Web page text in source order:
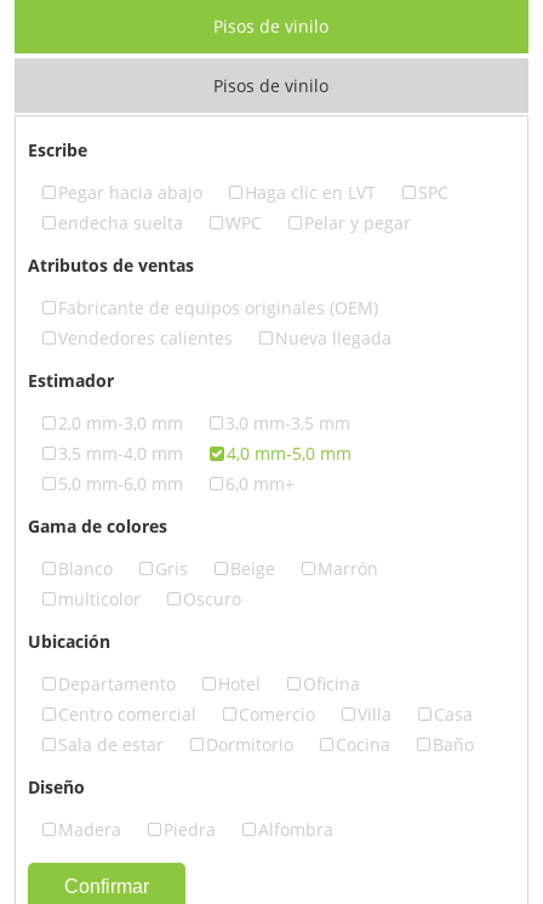
Pisos de vinilo
Pisos de vinilo
Escribe
Pegar hacia abajo
Haga clic en LVT
SPC
endecha suelta
WPC
Pelar y pegar
Atributos de ventas
Fabricante de equipos originales (OEM)
Vendedores calientes
Nueva llegada
Estimador
2,0 mm-3,0 mm
3,0 mm-3,5 mm
3,5 mm-4,0 mm
4,0 mm-5,0 mm
5,0 mm-6,0 mm
6,0 mm+
Gama de colores
Blanco
Gris Beige
Marrón
multicolor
Oscuro
Ubicación
Departamento
Hotel
Oficina
Centro comercial
Comercio Villa
Casa
Sala de estar
Dormitorio Cocina
Baño
Diseño
Madera
Piedra Alfombra
Confirmar